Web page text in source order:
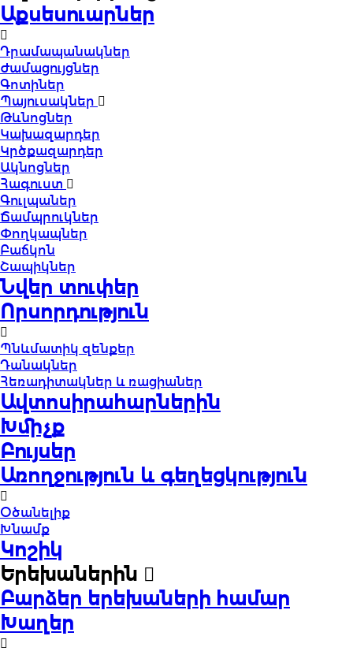
Աքսեսուարներ
Դրամապանակներ
Ժամացույցներ
Գոտիներ
Պայուսակներ
Թևնոցներ
Կախազարդեր
Կրծքազարդեր
Ակնոցներ
Հագուստ
Գուլպաներ
Ճամպրուկներ
Փողկապներ
Բաճկոն
Շապիկներ
Նվեր տուփեր
Որսորդություն
Պնևմատիկ զենքեր
Դանակներ
Հեռադիտակներ և ռացիաներ
Ավտոսիրահարներին
Խմիչք
Բույսեր
Առողջություն և գեղեցկություն
Օծանելիք
Խնամք
Կոշիկ
Երեխաներին
Բարձեր երեխաների համար
Խաղեր